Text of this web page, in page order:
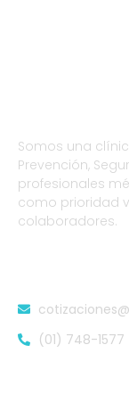
Somos una
Prevención,
profesionales
como prioridad
colaboradores.
(01) 748-1577